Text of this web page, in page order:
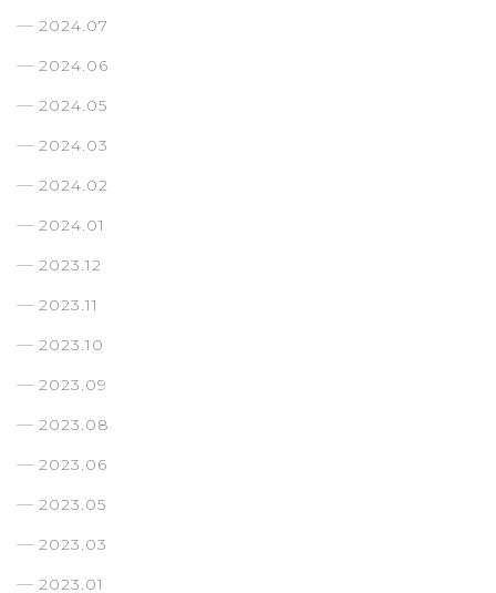
2024.07
2024.06
2024.05
2024.03
2024.02
2024.01
2023.12
2023.11
2023.10
2023.09
2023.08
2023.06
2023.05
2023.03
2023.01